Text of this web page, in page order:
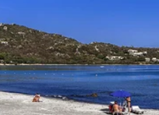
ESP
RUS